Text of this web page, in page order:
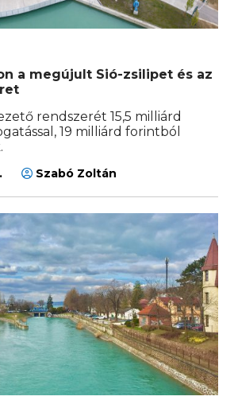
a megújult Sió-zsilipet és az
rendszerét 15,5 milliárd
19 milliárd forintból
Szabó Zoltán